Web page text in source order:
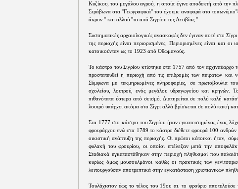
Κυζίκου, του μεγάλου αγρού, η οποία έγινε αποδεκτή από την
Στράβωνα στα ''Γεωγραφικά'' του έχουμε αναφορά στο
άκρον.'' και αλλού ''το από Σιγρίου της Λεσβίας.''
Συστηματικές αρχαιολογικές ανασκαφές δεν έγιναν ποτέ στο
της περιοχής είναι περιορισμένες. Περιορισμένες είναι και
κατοικούνταν ως το 1923 από Οθωμανούς.
Το κάστρο του Σιγρίου κτίστηκε στα 1757 από τον
προστατευθεί η περιοχή από τις επιδρομές των πειρατών και
Σύμφωνα με τεκμηριωμένες πληροφορίες, σε πρωτοβουλία
σχολείου, λουτρού, ενός μεγάλου υδραγωγείου και κρηνών.
πιθανότατα ύστερα από σεισμό. Διατηρείται σε πολύ καλή
λουτρό υπάρχει ακόμα στο Σίγρι αλλά βρίσκεται σε πολύ κακή
Στα 1777 στο κάστρο του Σιγρίου ήταν εγκατεστημένος ένας
φρουράρχου ενώ στα 1789 το κάστρο διέθετε φρουρά 100
οικιστική ανάπτυξη της περιοχής. Οι πρώτοι κάτοικοι ήταν,
φυλακή του φρουρίου, οι οποίοι επέλεξαν μετά την
Σταδιακά εγκαταστάθηκαν στην περιοχή πληθυσμοί που
κυρίως όμως μουσουλμάνοι καθώς οι πρακτικές των
λειτουργούσαν αποτρεπτικά στην εγκατάσταση χριστιανικών
Τουλάχιστον έως το τέλος του 19ου αι. το φρούριο